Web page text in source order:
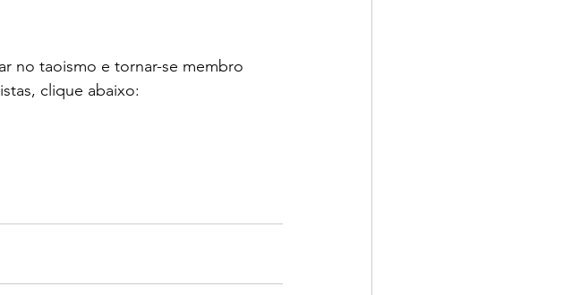
no taoismo e tornar-se membro
clique abaixo: